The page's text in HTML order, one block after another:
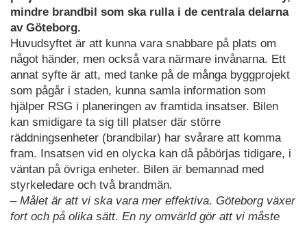
mindre brandbil som ska rulla i de centrala delarna
av Göteborg.
Huvudsyftet är att kunna vara snabbare på plats om
något händer, men också vara närmare invånarna. Ett
annat syfte är att, med tanke på de många byggprojekt
som pågår i staden, kunna samla information som
hjälper RSG i planeringen av framtida insatser. Bilen
kan smidigare ta sig till platser där större
räddningsenheter (brandbilar) har svårare att komma
fram. Insatsen vid en olycka kan då påbörjas tidigare, i
väntan på övriga enheter. Bilen är bemannad med
styrkeledare och två brandmän.
–Målet är att vi ska vara mer effektiva. Göteborg växer
fort och på olika sätt. En ny omvärld gör att vi måste